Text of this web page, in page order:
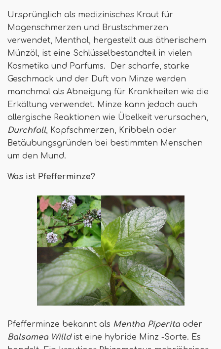
Ursprünglich als medizinisches Kraut für
Magenschmerzen und Brustschmerzen
verwendet, Menthol, hergestellt aus ätherischem
Münzöl, ist eine Schlüsselbestandteil in vielen
Kosmetika und Parfums. Der scharfe, starke
Geschmack und der Duft von Minze werden
manchmal als Abneigung für Krankheiten wie die
Erkältung verwendet. Minze kann jedoch auch
allergische Reaktionen wie Übelkeit verursachen,
Durchfall, Kopfschmerzen, Kribbeln oder
Betäubungsgründen bei bestimmten Menschen
um den Mund.
Was ist Pfefferminze?
Pfefferminze bekannt als Mentha Piperita oder
Balsamea Willdist eine hybride Minz -Sorte. Es